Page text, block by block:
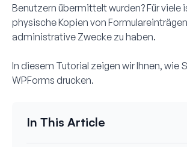
Benutzern übermittelt wurden? Für viele
physische Kopien von
administrative Zwecke zu haben.
In diesem Tutorial zeigen wir Ihnen, wie
WPForms drucken.